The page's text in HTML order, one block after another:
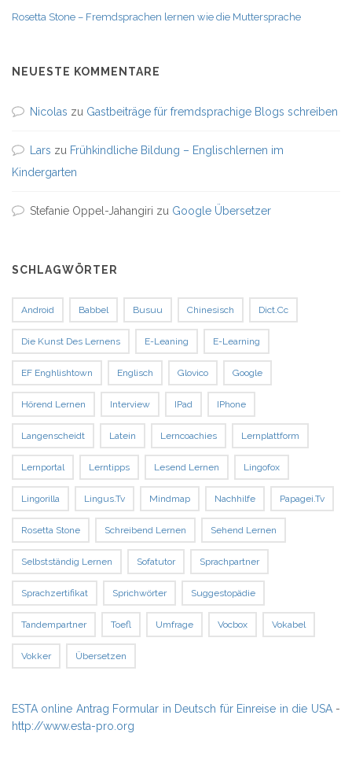
Rosetta Stone – Fremdsprachen lernen wie die Muttersprache
NEUESTE KOMMENTARE
Nicolas zu Gastbeiträge für fremdsprachige Blogs schreiben
Lars zu Frühkindliche Bildung – Englischlernen im
Kindergarten
Stefanie Oppel-Jahangiri zu Google Übersetzer
SCHLAGWÖRTER
Android Babbel Busuu Chinesisch Dict.cc
Die Kunst Des Lernens E-Leaning E-Learning
EF Enghlishtown Englisch Glovico Google
Hörend Lernen Interview IPad IPhone
Langenscheidt Latein Lerncoachies Lernplattform
Lernportal Lerntipps Lesend Lernen Lingofox
Lingorilla Lingus.tv Mindmap Nachhilfe Papagei.tv
Rosetta Stone Schreibend Lernen Sehend Lernen
Selbstständig Lernen Sofatutor Sprachpartner
Sprachzertifikat Sprichwörter Suggestopädie
Tandempartner Toefl Umfrage Vocbox Vokabel
Vokker Übersetzen
ESTA online Antrag Formular in Deutsch für Einreise in die USA-
http://www.esta-pro.org